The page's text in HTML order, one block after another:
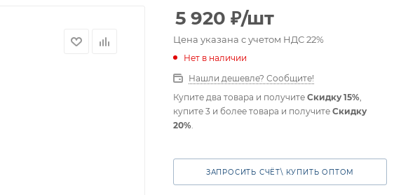
5 920 ₽/шт
Цена указана с учетом НДС 22%
Нет в наличии
Нашли дешевле? Сообщите!
Купите два товара и получите Скидку 15%
купите 3 и более товара и получите Скидку
20%
ЗАПРОСИТЬ СЧЁТ\ КУПИТЬ ОПТОМ